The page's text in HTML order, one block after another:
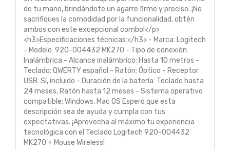
de tu mano, brindándote un agarre firme y preciso. ¡No
sacrifiques la comodidad por la funcionalidad, obtén
ambos con este excepcional combo!</p>
<h3>Especificaciones técnicas:</h3> - Marca: Logitech
- Modelo: 920-004432 MK270 - Tipo de conexión:
Inalámbrica - Alcance inalámbrico: Hasta 10 metros -
Teclado: QWERTY español - Ratón: Óptico - Receptor
USB: Sí, incluido - Duración de la batería: Teclado hasta
24 meses, Ratón hasta 12 meses - Sistema operativo
compatible: Windows, Mac OS Espero que esta
descripción sea de ayuda y cumpla con tus
expectativas. ¡Aprovecha al máximo tu experiencia
tecnológica con el Teclado Logitech 920-004432
MK270 + Mouse Wireless!